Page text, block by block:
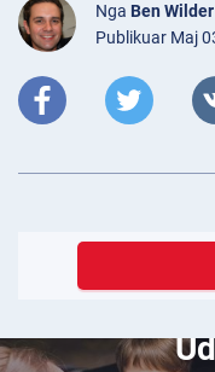
Nga Ben Wilder
Publikuar Maj